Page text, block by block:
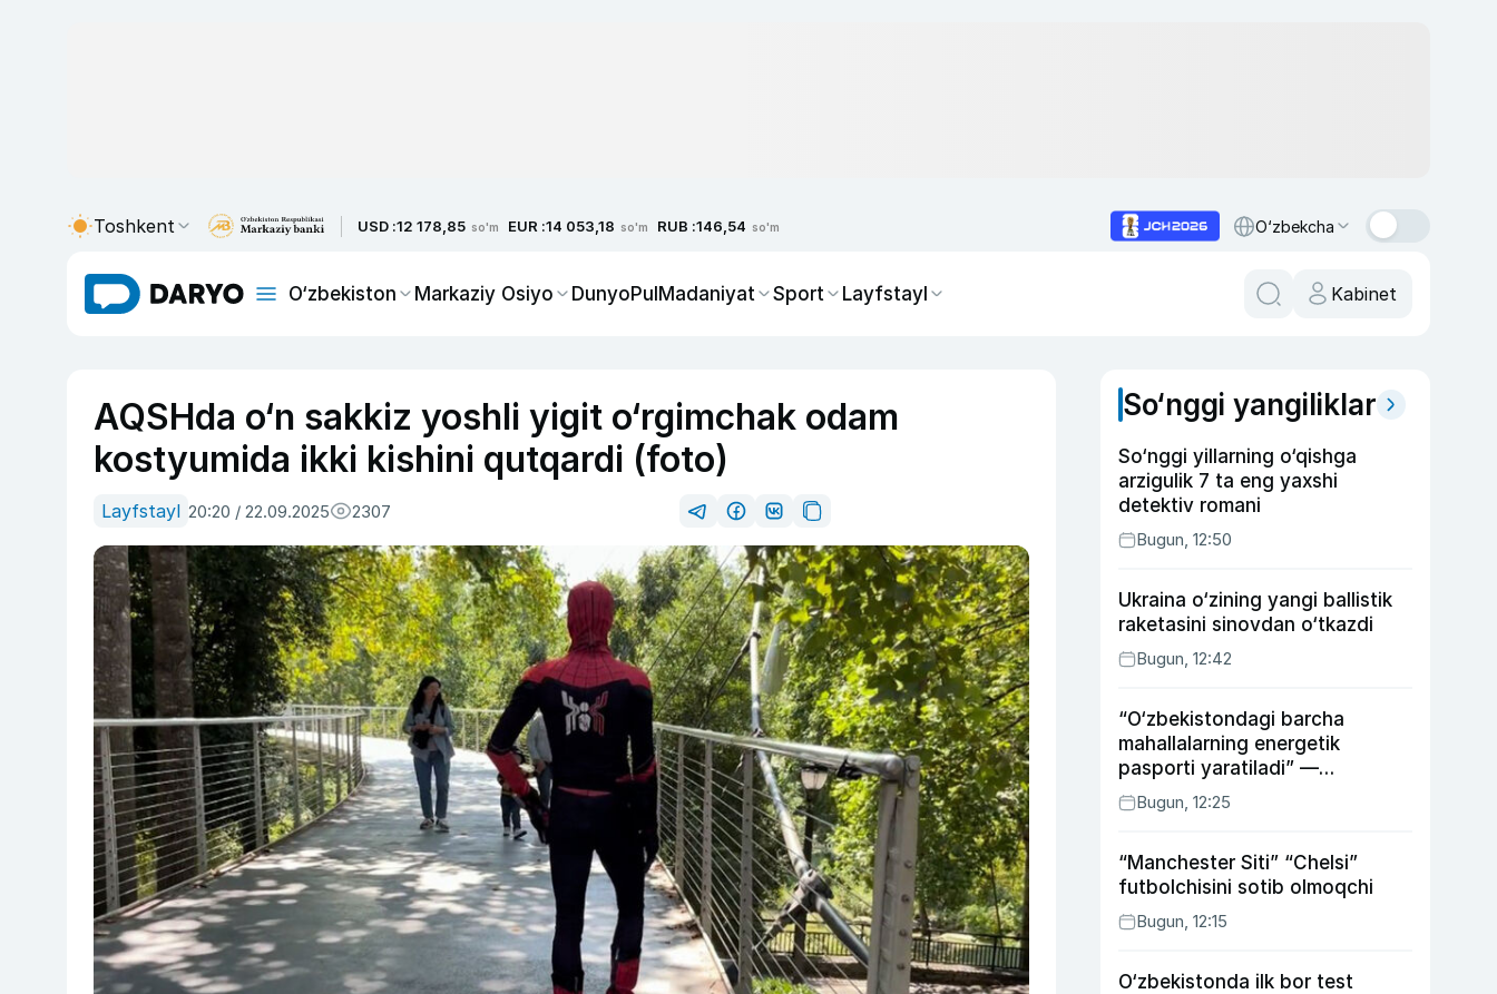
Toshkent USD :12 178,85 so'm EUR :14 053,18 so'm RUB :146,54 so'm O‘zbekcha
O‘zbekiston Markaziy Osiyo DunyoPulMadaniyat Sport Layfstayl Kabinet
AQSHda o‘n sakkiz yoshli yigit o‘rgimchak odam
kostyumida ikki kishini qutqardi (foto)
Layfstayl 20:20 / 22.09.2025 2307
So‘nggi yangiliklar
So‘nggi yillarning o‘qishga
arzigulik 7 ta eng yaxshi
detektiv romani
Bugun, 12:50
Ukraina o‘zining yangi ballistik
raketasini sinovdan o‘tkazdi
Bugun, 12:42
“O‘zbekistondagi barcha
mahallalarning energetik
pasporti yaratiladi” —
energetika vaziri
Bugun, 12:25
“Manchester Siti” “Chelsi”
futbolchisini sotib olmoqchi
Bugun, 12:15
O‘zbekistonda ilk bor test